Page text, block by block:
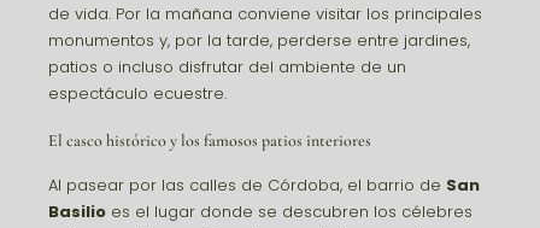
de vida. Por la mañana conviene visitar los principales
monumentos y, por la tarde, perderse entre jardines,
patios o incluso disfrutar del ambiente de un
espectáculo ecuestre.
El casco histórico y los famosos patios interiores
Al pasear por las calles de Córdoba, el barrio de San
Basilio es el lugar donde se descubren los célebres